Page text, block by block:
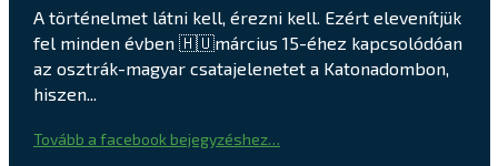
A történelmet látni kell, érezni kell. Ezért elevenítjük
fel minden évben 🇭🇺március 15-éhez kapcsolódóan
az osztrák-magyar csatajelenetet a Katonadombon,
hiszen...
Tovább a facebook bejegyzéshez…